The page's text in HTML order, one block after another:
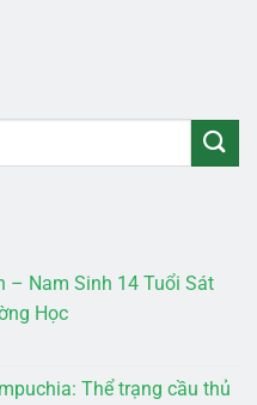
– Nam Sinh 14 Tuổi Sát
Học
Thể trạng cầu thủ